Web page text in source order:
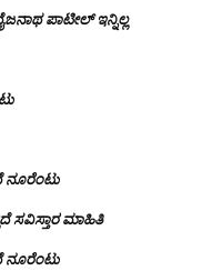
ಪಾಟೀಲ್ ಇನ್ನಿಲ್ಲ
ನೂರೆಂಟು
ಸವಿಸ್ತಾರ ಮಾಹಿತಿ
ನೂರೆಂಟು